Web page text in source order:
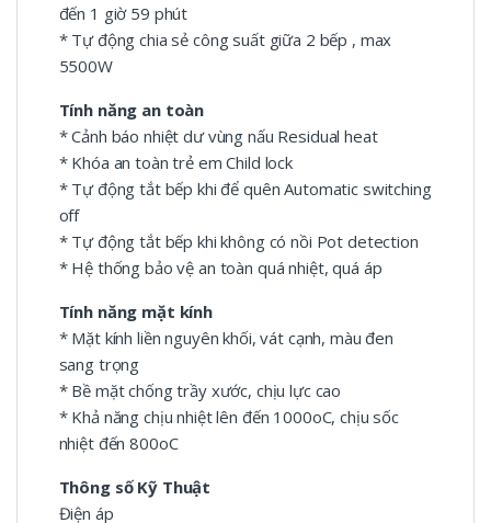
đến 1 giờ 59 phút
* Tự động chia sẻ công suất giữa 2 bếp , max
5500W
Tính năng an toàn
* Cảnh báo nhiệt dư vùng nấu Residual heat
* Khóa an toàn trẻ em Child lock
* Tự động tắt bếp khi để quên Automatic switching
off
* Tự động tắt bếp khi không có nồi Pot detection
* Hệ thống bảo vệ an toàn quá nhiệt, quá áp
Tính năng mặt kính
* Mặt kính liền nguyên khối, vát cạnh, màu đen
sang trọng
* Bề mặt chống trầy xước, chịu lực cao
* Khả năng chịu nhiệt lên đến 1000oC, chịu sốc
nhiệt đến 800oC
Thông số Kỹ Thuật
Điện áp